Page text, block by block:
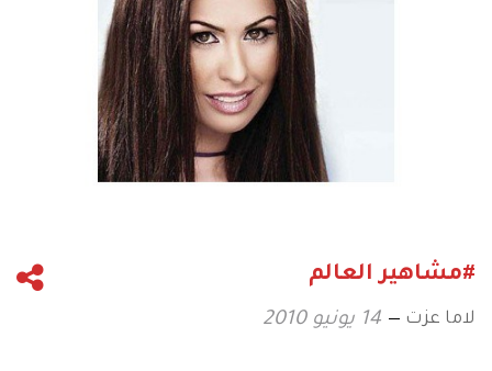
#مشاهير العالم
لاما عزت 14 يونيو 2010